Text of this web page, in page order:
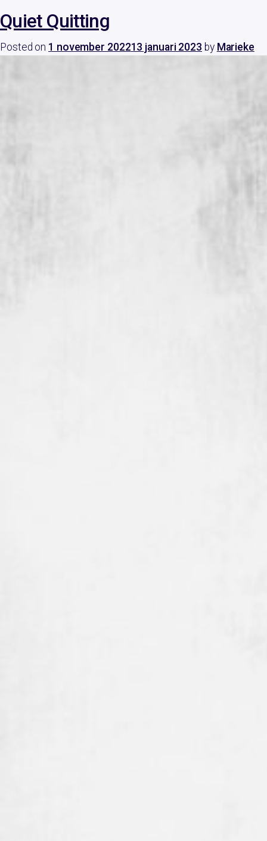
Quiet Quitting
Posted on 1 november 202213 januari 2023 by Marieke